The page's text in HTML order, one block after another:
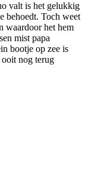
valt is het gelukkig
behoedt. Toch weet
waardoor het hem
mist papa
bootje op zee is
nog terug